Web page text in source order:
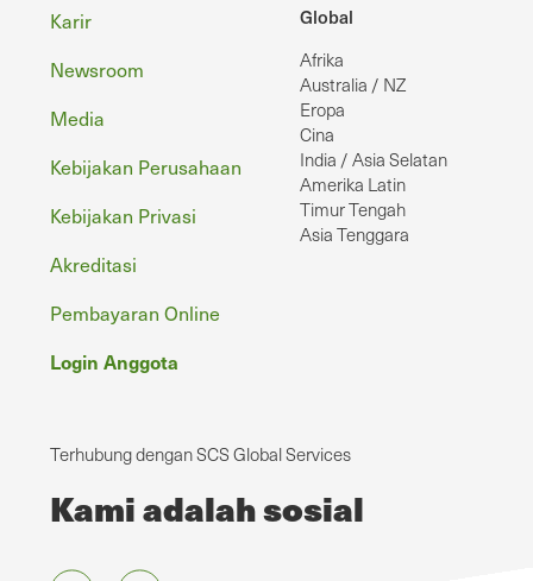
Global
Afrika
Australia / NZ
Eropa
Cina
India / Asia Selatan
Amerika Latin
Timur Tengah
Asia Tenggara
Footer
Karir
Newsroom
Media
Kebijakan Perusahaan
Kebijakan Privasi
Akreditasi
Pembayaran Online
Login Anggota
Terhubung dengan SCS Global Services
Kami adalah sosial